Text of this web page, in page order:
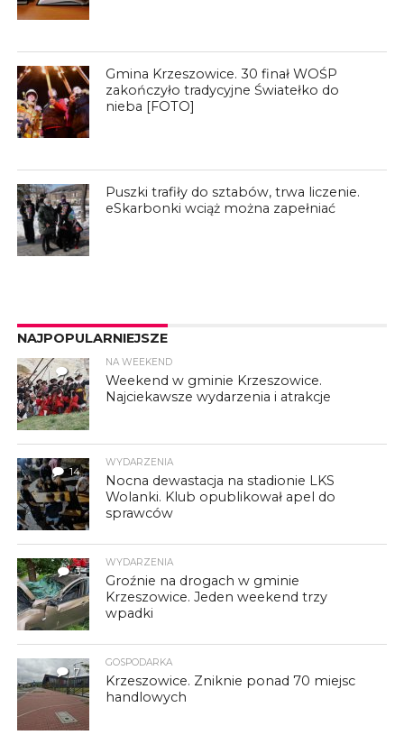
Gmina Krzeszowice. 30 finał WOŚP
zakończyło tradycyjne Światełko do
nieba [FOTO]
Puszki trafiły do sztabów, trwa liczenie.
eSkarbonki wciąż można zapełniać
NAJPOPULARNIEJSZE
4
NA WEEKEND
Weekend w gminie Krzeszowice.
Najciekawsze wydarzenia i atrakcje
14
WYDARZENIA
Nocna dewastacja na stadionie LKS
Wolanki. Klub opublikował apel do
sprawców
3
WYDARZENIA
Groźnie na drogach w gminie
Krzeszowice. Jeden weekend trzy
wpadki
7
GOSPODARKA
Krzeszowice. Zniknie ponad 70 miejsc
handlowych